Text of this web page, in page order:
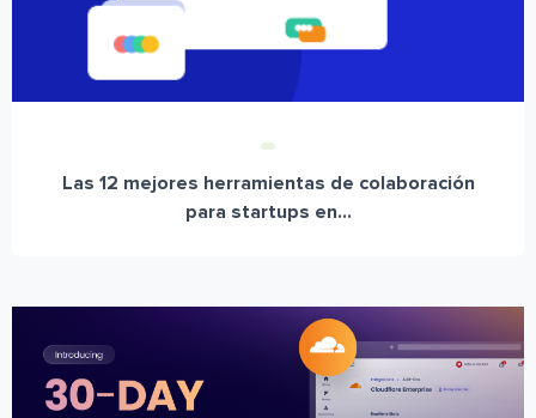
Las 12 mejores herramientas de colaboración
para startups en...